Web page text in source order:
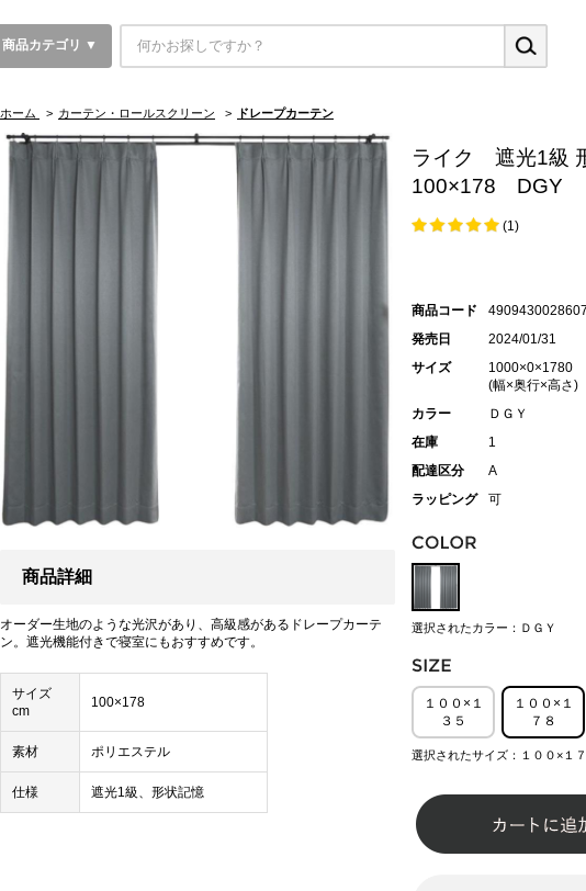
商品カテゴリ ▼
ホーム > カーテン・ロールスクリーン > ドレープカーテン
商品詳細
オーダー生地のような光沢があり、高級感があるドレープカーテ
ン。遮光機能付きで寝室にもおすすめです。
サイズ
cm
100×178
素材 ポリエステル
仕様 遮光1級、形状記憶
ライク 遮光1級
100×178 DGY
(1)
商品コード
発売日
2024/01/31
サイズ
1000×0×1780
(幅×奥行×高さ)
カラー
ＤＧＹ
在庫
1
配達区分
A
ラッピング
可
選択されたカラー：ＤＧＹ
１００×１
３５
１００×１
７８
選択されたサイズ：１００×１